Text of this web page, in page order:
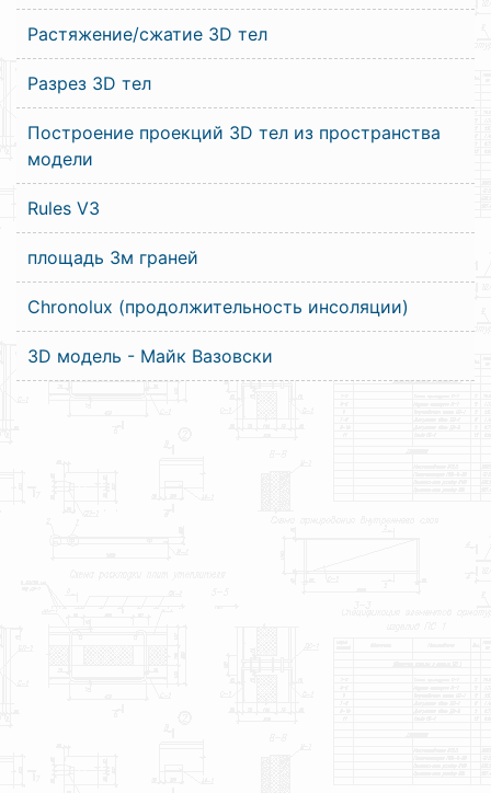
Растяжение/сжатие 3D тел
Разрез 3D тел
Построение проекций 3D тел из пространства
модели
Rules V3
площадь 3м граней
Chronolux (продолжительность инсоляции)
3D модель - Майк Вазовски